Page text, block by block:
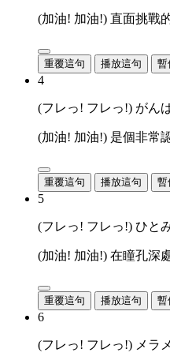
(加油! 加油!) 直面挑戰
重覆這句 播放這句 暫
4
(フレっ! フレっ!) がん
(加油! 加油!) 是個非常
重覆這句 播放這句 暫
5
(フレっ! フレっ!) ひと
(加油! 加油!) 在瞳孔深
重覆這句 播放這句 暫
6
(フレっ! フレっ!) メラ